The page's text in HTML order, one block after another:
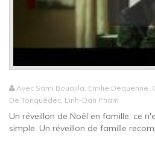
Avec Sami Bouajila, Emilie Dequenne,
De Tonquédec, Linh-Dan Pham
Un réveillon de Noël en famille, ce
simple. Un réveillon de famille